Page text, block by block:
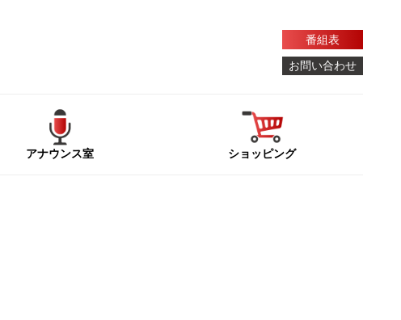
番組表
お問い合わせ
アナウンス室 ショッピング